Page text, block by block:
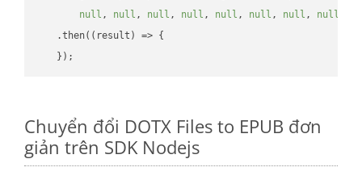
null , null , null , null , null , null , null , null
    .then(
( result ) => {
Chuyển đổi DOTX Files to EPUB đơn
giản trên SDK Nodejs